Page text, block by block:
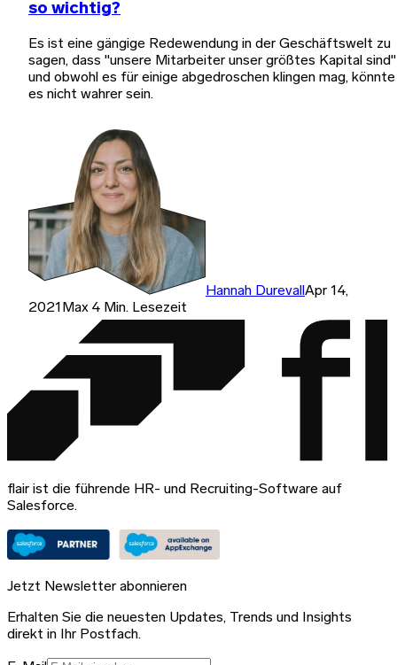
so wichtig?
Es ist eine gängige Redewendung in der Geschäftswelt zu
sagen, dass "unsere Mitarbeiter unser größtes Kapital sind"
und obwohl es für einige abgedroschen klingen mag, könnte
es nicht wahrer sein.
Hannah Durevall Apr 14,
2021 Max 4 Min. Lesezeit
flair ist die führende HR- und Recruiting-Software auf
Salesforce.
Jetzt Newsletter abonnieren
Erhalten Sie die neuesten Updates, Trends und Insights
direkt in Ihr Postfach.